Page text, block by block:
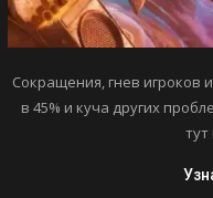
Сокращения, гнев игроков
в 45% и куча других